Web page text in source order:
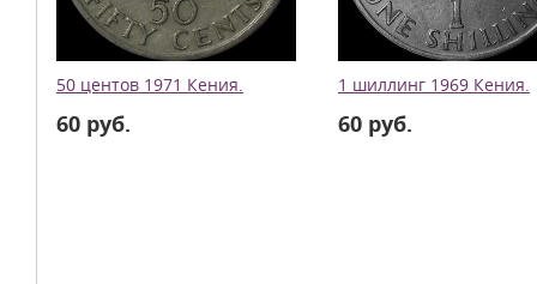
50 центов 1971 Кения.
60 руб.
1 шиллинг 1969 Кения.
60 руб.